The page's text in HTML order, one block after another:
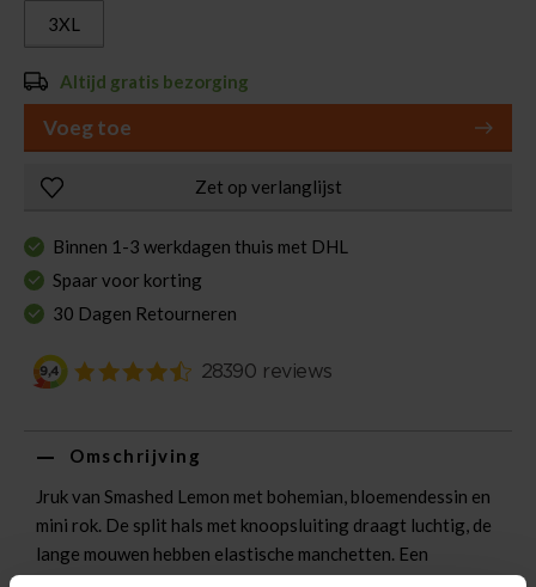
3XL
Altijd gratis bezorging
Voeg toe
Zet op verlanglijst
Binnen 1-3 werkdagen thuis met DHL
Spaar voor korting
30 Dagen Retourneren
Omschrijving
Jruk van Smashed Lemon met bohemian, bloemendessin en
mini rok. De split hals met knoopsluiting draagt luchtig, de
lange mouwen hebben elastische manchetten. Een
elastische taille met strik accentueert de pasvorm.